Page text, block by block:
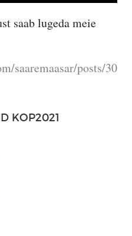
saab lugeda meie
saaremaasar/posts/30
KOP2021